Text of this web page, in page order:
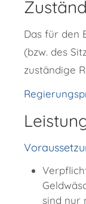
Das für den
(bzw. des
zuständige
sind nur